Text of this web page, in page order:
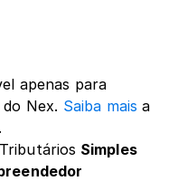
apenas para
Nex. Saiba mais a
Simples